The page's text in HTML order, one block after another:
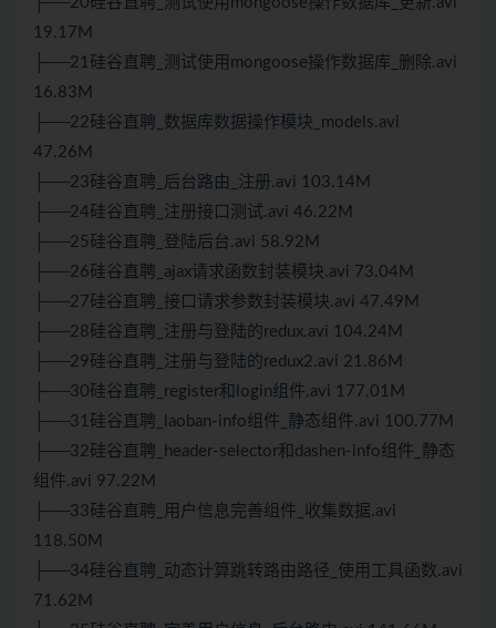
19.17M
├──21硅谷直聘_测试使用mongoose操作数据库_删除.avi
16.83M
├──22硅谷直聘_数据库数据操作模块_models.avi
47.26M
├──23硅谷直聘_后台路由_注册.avi 103.14M
├──24硅谷直聘_注册接口测试.avi 46.22M
├──25硅谷直聘_登陆后台.avi 58.92M
├──26硅谷直聘_ajax请求函数封装模块.avi 73.04M
├──27硅谷直聘_接口请求参数封装模块.avi 47.49M
├──28硅谷直聘_注册与登陆的redux.avi 104.24M
├──29硅谷直聘_注册与登陆的redux2.avi 21.86M
├──30硅谷直聘_register和login组件.avi 177.01M
├──31硅谷直聘_laoban-info组件_静态组件.avi 100.77M
├──32硅谷直聘_header-selector和dashen-info组件_静态
组件.avi 97.22M
├──33硅谷直聘_用户信息完善组件_收集数据.avi
118.50M
├──34硅谷直聘_动态计算跳转路由路径_使用工具函数.avi
71.62M